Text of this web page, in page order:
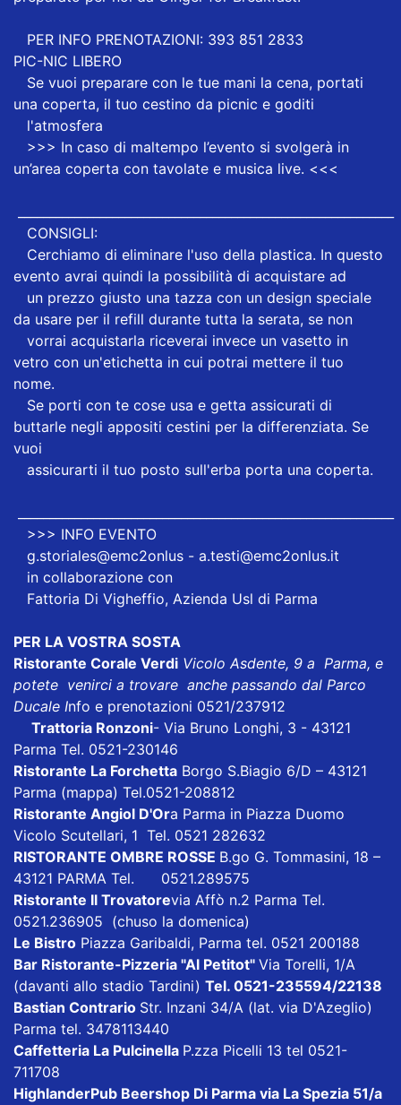
PER INFO PRENOTAZIONI: 393 851 2833
PIC-NIC LIBERO
Se vuoi preparare con le tue mani la cena, portati
una coperta, il tuo cestino da picnic e goditi
l'atmosfera
>>> In caso di maltempo l’evento si svolgerà in
un’area coperta con tavolate e musica live. <<<
CONSIGLI:
Cerchiamo di eliminare l'uso della plastica. In questo
evento avrai quindi la possibilità di acquistare ad
un prezzo giusto una tazza con un design speciale
da usare per il refill durante tutta la serata, se non
vorrai acquistarla riceverai invece un vasetto in
vetro con un'etichetta in cui potrai mettere il tuo
nome.
Se porti con te cose usa e getta assicurati di
buttarle negli appositi cestini per la differenziata. Se
vuoi
assicurarti il tuo posto sull'erba porta una coperta.
>>> INFO EVENTO
g.storiales@emc2onlus - a.testi@emc2onlus.it
in collaborazione con
Fattoria Di Vigheffio, Azienda Usl di Parma
PER LA VOSTRA SOSTA
Ristorante Corale Verdi Vicolo Asdente, 9 a Parma, e
potete venirci a trovare anche passando dal Parco
Ducale Info e prenotazioni 0521/237912
Trattoria Ronzoni- Via Bruno Longhi, 3 - 43121
Parma Tel. 0521-230146
Ristorante La Forchetta Borgo S.Biagio 6/D – 43121
Parma (mappa) Tel.0521-208812
Ristorante Angiol D'Ora Parma in Piazza Duomo
Vicolo Scutellari, 1 Tel. 0521 282632
RISTORANTE OMBRE ROSSE B.go G. Tommasini, 18 –
43121 PARMA Tel. 0521.289575
Ristorante Il Trovatorevia Affò n.2 Parma Tel.
0521.236905 (chuso la domenica)
Le Bistro Piazza Garibaldi, Parma tel. 0521 200188
Bar Ristorante-Pizzeria "Al Petitot" Via Torelli, 1/A
(davanti allo stadio Tardini) Tel. 0521-235594/22138
Bastian Contrario Str. Inzani 34/A (lat. via D'Azeglio)
Parma tel. 3478113440
Caffetteria La Pulcinella P.zza Picelli 13 tel 0521-
711708
HighlanderPub Beershop Di Parma via La Spezia 51/a